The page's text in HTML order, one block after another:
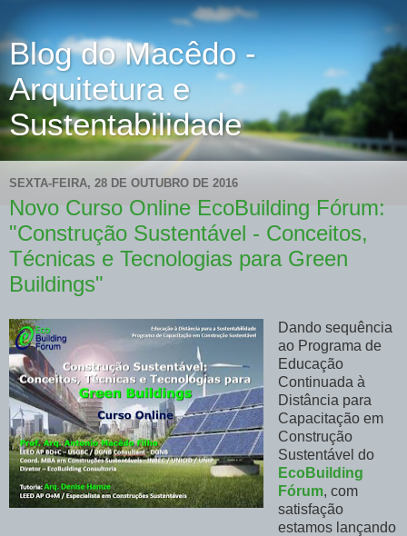
Blog do Macêdo -
Arquitetura e
Sustentabilidade
SEXTA-FEIRA, 28 DE OUTUBRO DE 2016
Novo Curso Online EcoBuilding Fórum:
"Construção Sustentável - Conceitos,
Técnicas e Tecnologias para Green
Buildings"
Dando sequência
ao Programa de
Educação
Continuada à
Distância para
Capacitação em
Construção
Sustentável do
EcoBuilding
Fórum, com
satisfação
estamos lançando